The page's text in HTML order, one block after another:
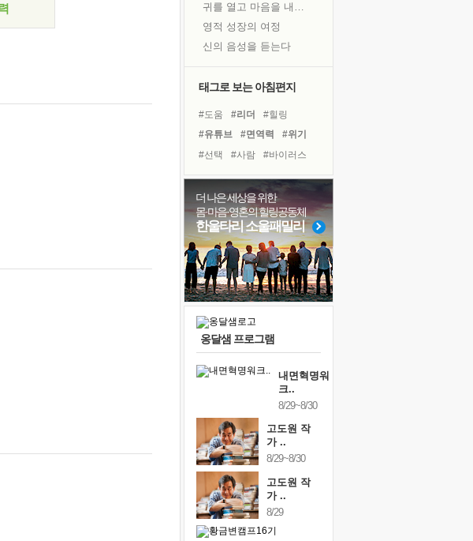
귀를 열고 마음을 내어주고
영적 성장의 여정
신의 음성을 듣는다
극과 극의 양 끝단
'말 타는 법'을 먼저
졸업식 사진을 보며
극심한 변비, 어깨결림, 수면 장애
아픈 아버지를 위한 공간 설계
슬럼프
보고 싶은 어머니
유년 시절의 부산 영도 바다
못된 꼰대들
너무 황홀한 꽃들이여!
태그로 보는 아침편지
#도움 #리더
#힐링
#유튜브
#면역력
#위기
#선택
#사람
#바이러스
#비전캠프
#희망
#명상
#경험
#아이들
#다짐
#삶
#독서캠프
#독서
#친구
#계획
#건강
#나눔
더 나은 세상을 위한
몸·마음·영혼의 힐링공동체
한울타리 소울패밀리
옹달샘 프로그램
내면혁명워
크..
8/29~8/30
고도원 작
가 ..
8/29~8/30
고도원 작
가 ..
8/29